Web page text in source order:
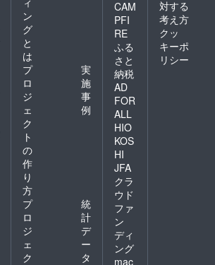
ン
グ
と
は
プ
ロ
ジ
ェ
ク
ト
の
作
り
方
実
施
事
例
プ
ロ
ジ
ェ
ク
統
計
デ
ー
タ
CAM
PFI
RE
ふる
さと
納税
AD
FOR
ALL
HIO
KOS
HI
JFA
クラ
ウド
ファ
ン
ディ
ング
mac
対する
考え方
クッ
キーポ
リシー